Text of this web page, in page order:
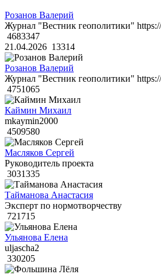
Розанов Валерий
Журнал "Вестник геополитики"
4683347
21.04.2026 13314
Розанов Валерий
Журнал "Вестник геополитики"
4751065
Каймин Михаил
mkaymin2000
4509580
Масляков Сергей
Руководитель проекта
3031335
Тайманова Анастасия
Эксперт по нормотворчеству
721715
Ульянова Елена
uljascha2
330205